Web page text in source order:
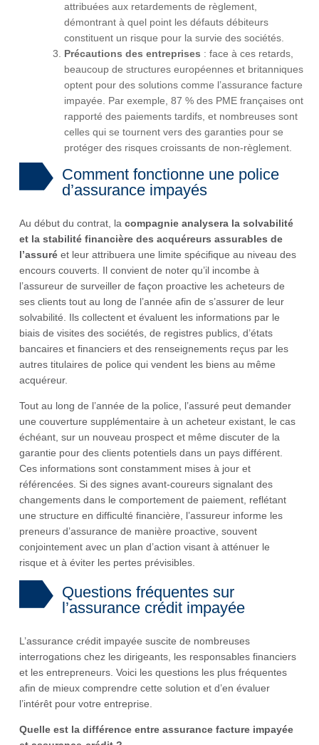
attribuées aux retardements de règlement,
démontrant à quel point les défauts débiteurs
constituent un risque pour la survie des sociétés.
Précautions des entreprises : face à ces retards,
beaucoup de structures européennes et britanniques
optent pour des solutions comme l’assurance facture
impayée. Par exemple, 87 % des PME françaises ont
rapporté des paiements tardifs, et nombreuses sont
celles qui se tournent vers des garanties pour se
protéger des risques croissants de non-règlement.
Comment fonctionne une police
d’assurance impayés
Au début du contrat, la compagnie analysera la solvabilité
et la stabilité financière des acquéreurs assurables de
l’assuré et leur attribuera une limite spécifique au niveau des
encours couverts. Il convient de noter qu’il incombe à
l’assureur de surveiller de façon proactive les acheteurs de
ses clients tout au long de l’année afin de s’assurer de leur
solvabilité. Ils collectent et évaluent les informations par le
biais de visites des sociétés, de registres publics, d’états
bancaires et financiers et des renseignements reçus par les
autres titulaires de police qui vendent les biens au même
acquéreur.
Tout au long de l’année de la police, l’assuré peut demander
une couverture supplémentaire à un acheteur existant, le cas
échéant, sur un nouveau prospect et même discuter de la
garantie pour des clients potentiels dans un pays différent.
Ces informations sont constamment mises à jour et
référencées. Si des signes avant-coureurs signalant des
changements dans le comportement de paiement, reflétant
une structure en difficulté financière, l’assureur informe les
preneurs d’assurance de manière proactive, souvent
conjointement avec un plan d’action visant à atténuer le
risque et à éviter les pertes prévisibles.
Questions fréquentes sur
l’assurance crédit impayée
L’assurance crédit impayée suscite de nombreuses
interrogations chez les dirigeants, les responsables financiers
et les entrepreneurs. Voici les questions les plus fréquentes
afin de mieux comprendre cette solution et d’en évaluer
l’intérêt pour votre entreprise.
Quelle est la différence entre assurance facture impayée